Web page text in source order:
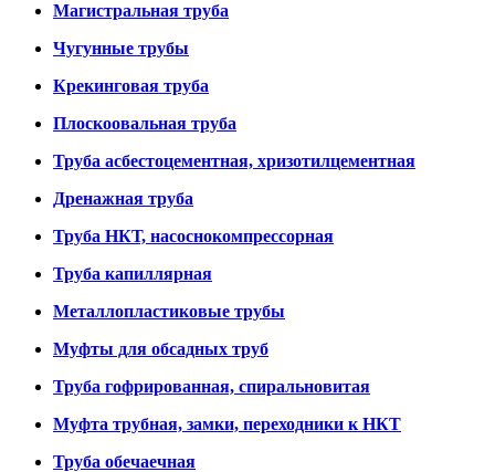
Магистральная труба
Чугунные трубы
Крекинговая труба
Плоскоовальная труба
Труба асбестоцементная, хризотилцементная
Дренажная труба
Труба НКТ, насоснокомпрессорная
Труба капиллярная
Металлопластиковые трубы
Муфты для обсадных труб
Труба гофрированная, спиральновитая
Муфта трубная, замки, переходники к НКТ
Труба обечаечная